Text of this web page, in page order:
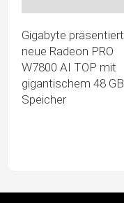
Gigabyte präsentiert
neue Radeon PRO
W7800 AI TOP mit
gigantischem 48 GB
Speicher